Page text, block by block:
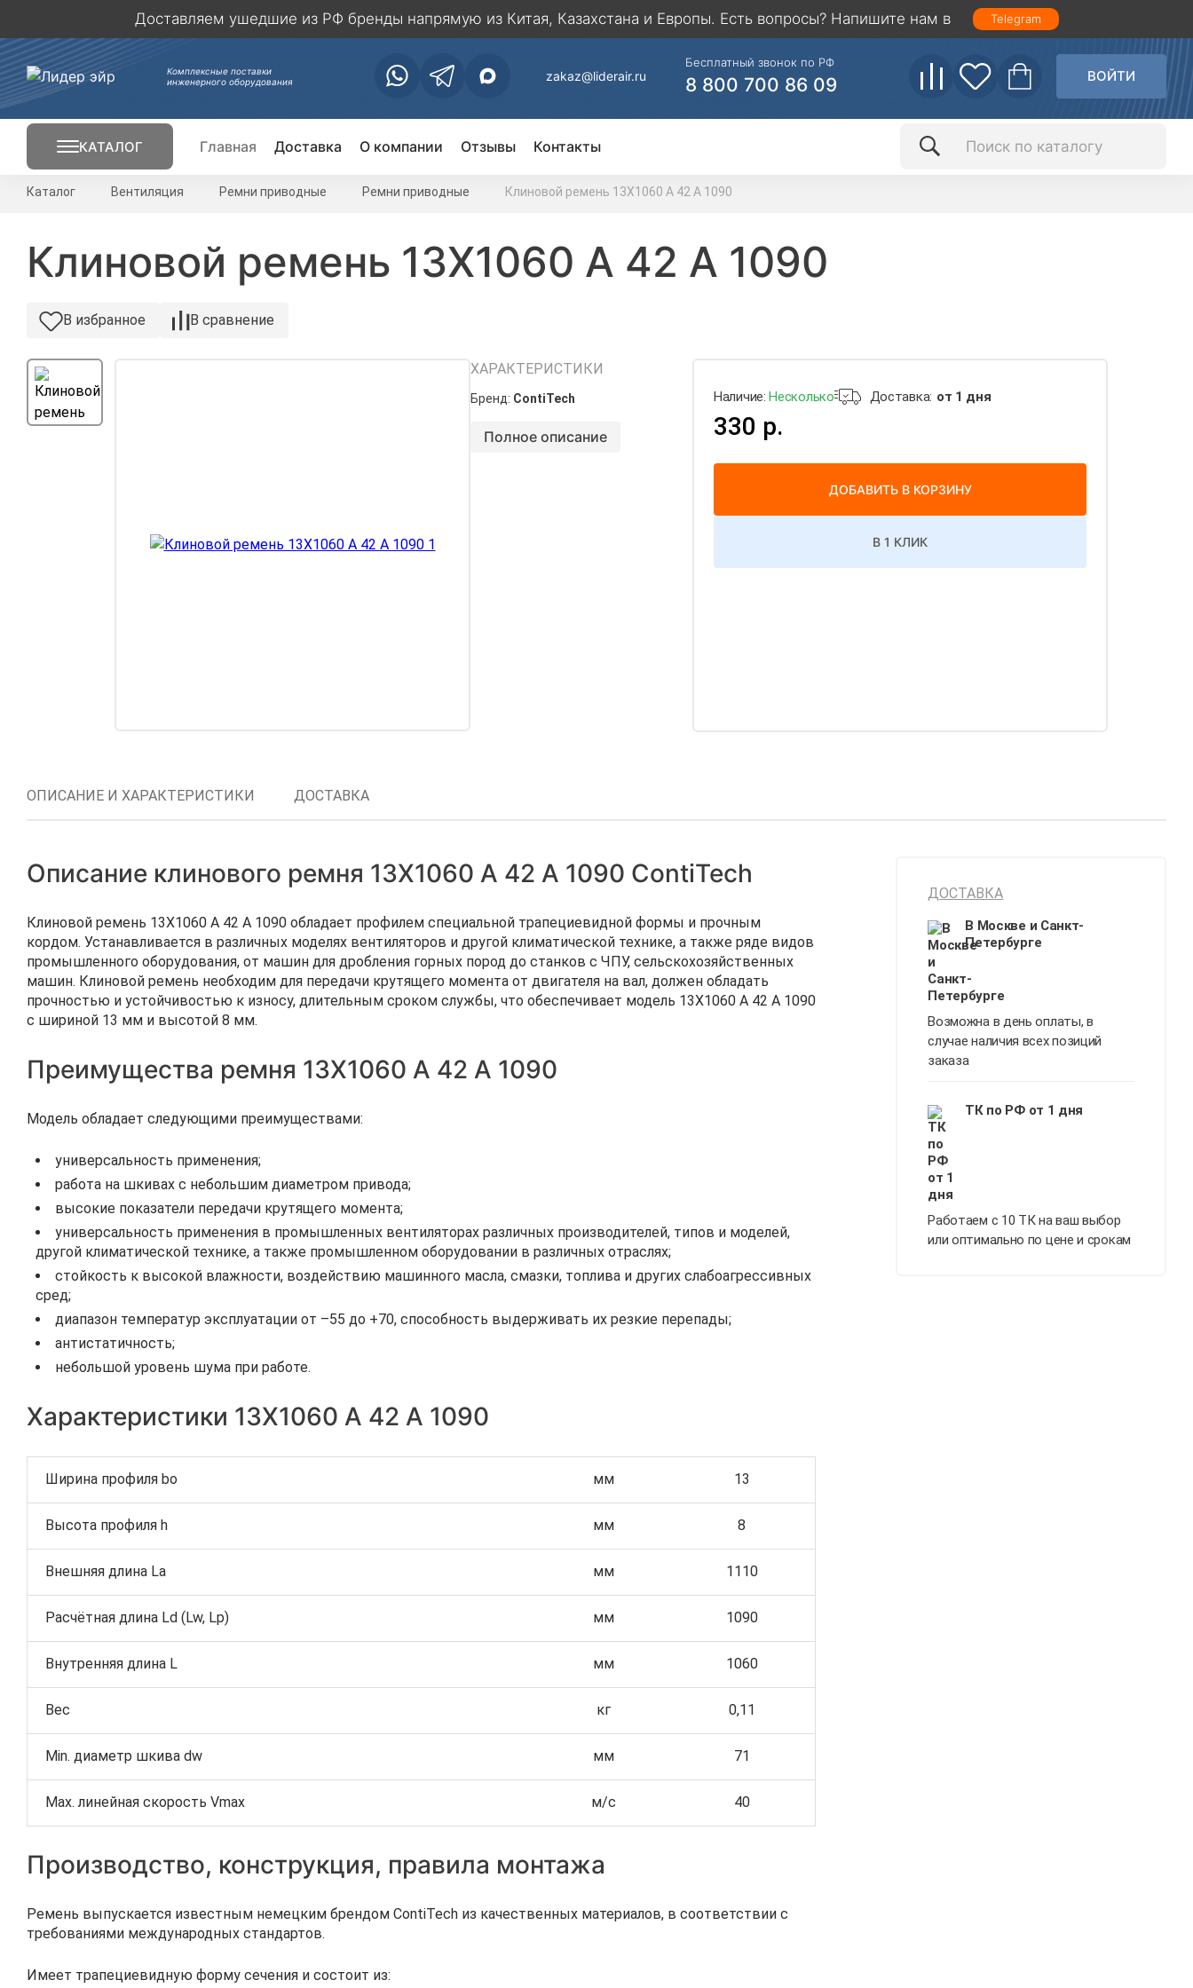
Доставляем ушедшие из РФ бренды напрямую из Китая, Казахстана и Европы. Есть вопросы? Напишите нам в Telegram
Комплексные поставки
инженерного оборудования
zakaz@liderair.ru
Бесплатный звонок по РФ
8 800 700 86 09 ВОЙТИ
КАТАЛОГ
Кондиционирование
Электрика
Компрессорное
Главная Доставка О компании Отзывы Контакты
Каталог Вентиляция Ремни приводные Ремни приводные Клиновой ремень 13Х1060 A 42 А 1090
Клиновой ремень 13Х1060 A 42 А 1090
В избранное В сравнение
ХАРАКТЕРИСТИКИ
Бренд: ContiTech
Полное описание
Наличие:Несколько Доставка: от 1 дня
330 р.
ДОБАВИТЬ В КОРЗИНУ
В 1 КЛИК
ОПИСАНИЕ И ХАРАКТЕРИСТИКИ ДОСТАВКА
Описание клинового ремня 13Х1060 A 42 А 1090 ContiTech
Клиновой ремень 13Х1060 A 42 А 1090 обладает профилем специальной трапециевидной формы и прочным
кордом. Устанавливается в различных моделях вентиляторов и другой климатической технике, а также ряде видов
промышленного оборудования, от машин для дробления горных пород до станков с ЧПУ, сельскохозяйственных
машин. Клиновой ремень необходим для передачи крутящего момента от двигателя на вал, должен обладать
прочностью и устойчивостью к износу, длительным сроком службы, что обеспечивает модель 13Х1060 A 42 А 1090
с шириной 13 мм и высотой 8 мм.
Преимущества ремня 13Х1060 A 42 А 1090
Модель обладает следующими преимуществами:
универсальность применения;
работа на шкивах с небольшим диаметром привода;
высокие показатели передачи крутящего момента;
универсальность применения в промышленных вентиляторах различных производителей, типов и моделей,
другой климатической технике, а также промышленном оборудовании в различных отраслях;
стойкость к высокой влажности, воздействию машинного масла, смазки, топлива и других слабоагрессивных
сред;
диапазон температур эксплуатации от –55 до +70, способность выдерживать их резкие перепады;
антистатичность;
небольшой уровень шума при работе.
Характеристики 13Х1060 A 42 А 1090
Ширина профиля bo мм 13
Высота профиля h мм 8
Внешняя длина La мм 1110
Расчётная длина Ld (Lw, Lp) мм 1090
Внутренняя длина L мм 1060
Вес кг 0,11
Min. диаметр шкива dw мм 71
Max. линейная скорость Vmax м/с 40
Производство, конструкция, правила монтажа
Ремень выпускается известным немецким брендом ContiTech из качественных материалов, в соответствии с
требованиями международных стандартов.
Имеет трапециевидную форму сечения и состоит из:
ДОСТАВКА
В Москве и Санкт-
Петербурге
Возможна в день оплаты, в
случае наличия всех позиций
заказа
ТК по РФ от 1 дня
Работаем с 10 ТК на ваш выбор
или оптимально по цене и срокам